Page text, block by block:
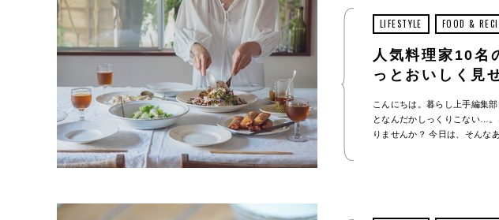
LIFESTYLE FOOD &
人気料理家10名
っとおいしく見
こんにちは。暮らし上手編集
となんだかしっくりこない…
りませんか？ 今日は、そんな